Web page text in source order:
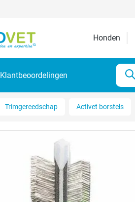
Honden
Klantbeoordelingen
Trimgereedschap Activet borstels